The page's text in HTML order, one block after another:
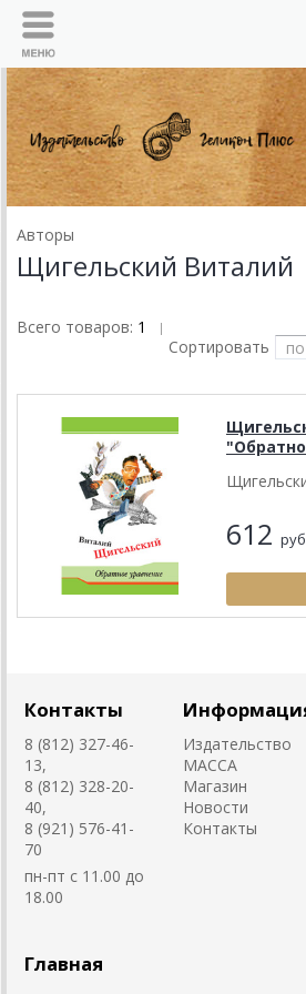
Авторы
Щигельский Виталий
Всего товаров: 1 |
Сортировать
612
Контакты
8 (812) 327-46-
13,
8 (812) 328-20-
40,
8 (921) 576-41-
70
пн-пт с 11.00 до
18.00
Издательство
MACCA
Магазин
Новости
Контакты
Главная